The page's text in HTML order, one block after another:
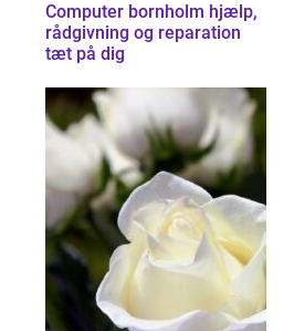
Computer bornholm hjælp,
rådgivning og reparation
tæt på dig